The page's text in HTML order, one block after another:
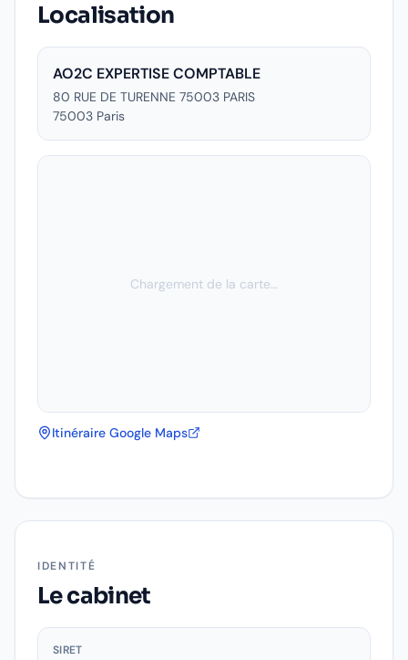
Localisation
AO2C EXPERTISE COMPTABLE
80 RUE DE TURENNE 75003 PARIS
75003 Paris
Chargement de la carte…
Itinéraire Google Maps
IDENTITÉ
Le cabinet
SIRET